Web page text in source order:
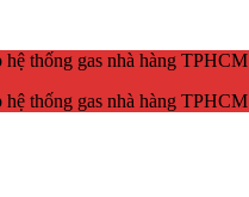
thống gas nhà hàng TPHCM
thống gas nhà hàng TPHCM